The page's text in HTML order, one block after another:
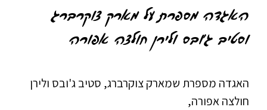
האגדה מספרת על מארק צוקרברג
וסטיב ג'ובס ולירן חולצה אפורה
האגדה מספרת שמארק צוקרברג, סטיב ג'ובס ולירן
חולצה אפורה,